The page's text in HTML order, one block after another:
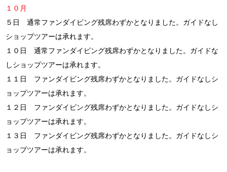
１０月
５日 通常ファンダイビング残席わずかとなりました。ガイドなし
ショップツアーは承れます。
１０日 通常ファンダイビング残席わずかとなりました。ガイドな
しショップツアーは承れます。
１１日 ファンダイビング残席わずかとなりました。ガイドなしシ
ョップツアーは承れます。
１２日 ファンダイビング残席わずかとなりました。ガイドなしシ
ョップツアーは承れます。
１３日 ファンダイビング残席わずかとなりました。ガイドなしシ
ョップツアーは承れます。